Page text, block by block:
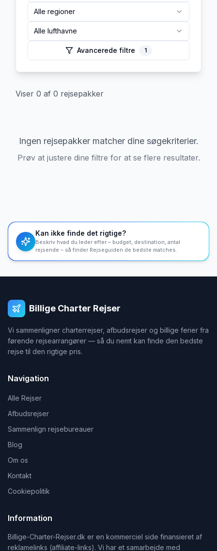
Alle regioner
Alle lufthavne
Avancerede filtre 1
Viser 0 af 0 rejsepakker
Ingen rejsepakker matcher dine søgekriterier.
Prøv at justere dine filtre for at se flere resultater.
Kan ikke finde det rigtige?
Beskriv hvad du leder efter – budget, destination, antal
rejsende – så finder Rejseguiden de bedste matches.
Billige Charter Rejser
Vi sammenligner charterrejser, afbudsrejser og billige ferier fra
førende rejsearrangører — så du nemt kan finde den bedste
rejse til den rigtige pris.
Navigation
Alle Rejser
Afbudsrejser
Sammenlign rejsebureauer
Blog
Om os
Kontakt
Cookiepolitik
Information
Billige-Charter-Rejser.dk er en kommerciel side finansieret af
reklamelinks (affiliate-links). Vi har et samarbejde med